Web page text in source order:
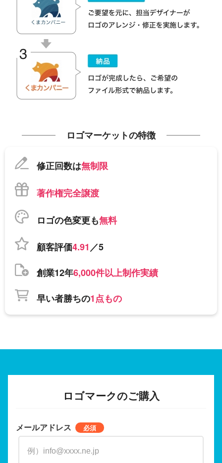
ロゴマーケットの特徴
修正回数は無制限
著作権完全譲渡
ロゴの色変更も無料
顧客評価4.91／5
創業12年6,000件以上制作実績
早い者勝ちの1点もの
ロゴマークのご購入
メールアドレス